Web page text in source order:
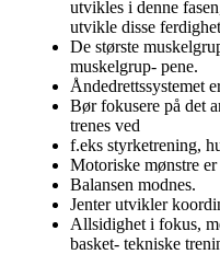
utvikles i denne
utvikle disse
De største
muskelgrup- pene.
Åndedrettssystemet
Bør fokusere på det
trenes ved
f.eks styrketrening,
Motoriske mønstre
Balansen modnes.
Jenter utvikler
Allsidighet i fokus,
basket- tekniske